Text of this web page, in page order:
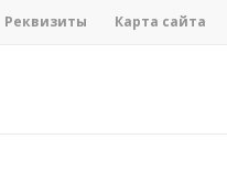
Реквизиты Карта сайта